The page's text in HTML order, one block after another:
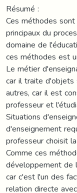
Résumé :
Ces méthodes
principaux du
domaine de
ces méthodes est
Le métier
car il traite
autres, car il est
professeur et
Situations
d'enseignement
professeur choisit
Comme ces
développement de
car c'est l'un des
relation directe